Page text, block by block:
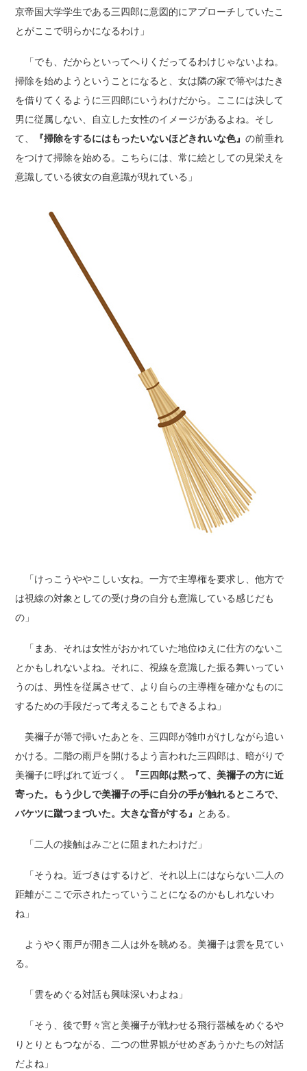
京帝国大学学生である三四郎に意図的にアプローチしていたこ
とがここで明らかになるわけ」
「でも、だからといってへりくだってるわけじゃないよね。
掃除を始めようということになると、女は隣の家で箒やはたき
を借りてくるように三四郎にいうわけだから。ここには決して
男に従属しない、自立した女性のイメージがあるよね。そし
て、
『掃除をするにはもったいないほどきれいな色』の前垂れ
をつけて掃除を始める。こちらには、常に絵としての見栄えを
意識している彼女の自意識が現れている」
「けっこうややこしい女ね。一方で主導権を要求し、他方で
は視線の対象としての受け身の自分も意識している感じだも
の」
「まあ、それは女性がおかれていた地位ゆえに仕方のないこ
とかもしれないよね。それに、視線を意識した振る舞いってい
うのは、男性を従属させて、より自らの主導権を確かなものに
するための手段だって考えることもできるよね」
美禰子が箒で掃いたあとを、三四郎が雑巾がけしながら追い
かける。二階の雨戸を開けるよう言われた三四郎は、暗がりで
美禰子に呼ばれて近づく。
『三四郎は黙って、美禰子の方に近
寄った。もう少しで美禰子の手に自分の手が触れるところで、
バケツに蹴つまづいた。大きな音がする』 とある。
「二人の接触はみごとに阻まれたわけだ」
「そうね。近づきはするけど、それ以上にはならない二人の
距離がここで示されたっていうことになるのかもしれないわ
ね」
ようやく雨戸が開き二人は外を眺める。美禰子は雲を見てい
る。
「雲をめぐる対話も興味深いわよね」
「そう、後で野々宮と美禰子が戦わせる飛行器械をめぐるや
りとりともつながる、二つの世界観がせめぎあうかたちの対話
だよね」